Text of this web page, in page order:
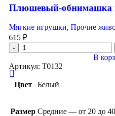
Плюшевый-обнимашка
Мягкие игрушки, Прочие
615 ₽
В
Артикул: T0132
Цвет Белый
Размер Средние — от 20 до